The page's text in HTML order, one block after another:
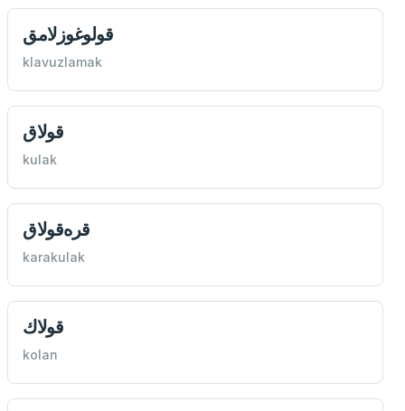
قولوغوزلامق
klavuzlamak
قولاق
kulak
قره‌قولاق
karakulak
قولاك
kolan